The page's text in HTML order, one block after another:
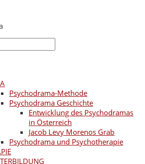
Psychodrama-Methode
Psychodrama Geschichte
Entwicklung des Psychodramas
in Österreich
Jacob Levy Morenos Grab
Psychodrama und Psychotherapie